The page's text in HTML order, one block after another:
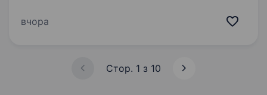
жінок. Навчаємо тренуванням на безпечних
вчора
Стор. 1 з 10